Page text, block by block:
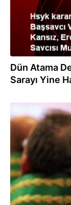
Dün Atama
Sarayı Yine
17.01.2014